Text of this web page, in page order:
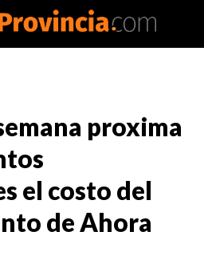
proxima
el costo del
de Ahora